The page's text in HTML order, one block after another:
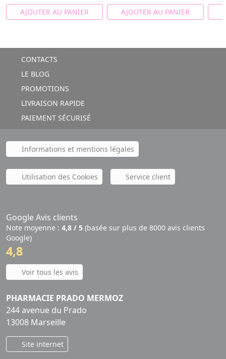
AJOUTER AU PANIER AJOUTER AU PANIER
CONTACTS
LE BLOG
PROMOTIONS
LIVRAISON RAPIDE
PAIEMENT SÉCURISÉ
Informations et mentions légales
Utilisation des Cookies Service client
Google Avis clients
Note moyenne : 4,8 / 5 (basée sur plus de 8000 avis clients
Google)
4,8
Voir tous les avis
PHARMACIE PRADO MERMOZ
244 avenue du Prado
13008 Marseille
Site internet